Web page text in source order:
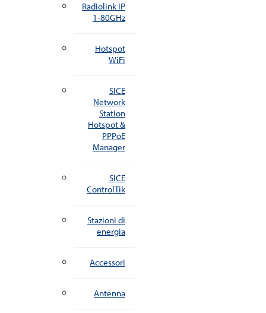
Radiolink IP
1-80GHz
Hotspot
WiFi
SICE
Network
Station
Hotspot &
PPPoE
Manager
SICE
ControlTik
Stazioni di
energia
Accessori
Antenna